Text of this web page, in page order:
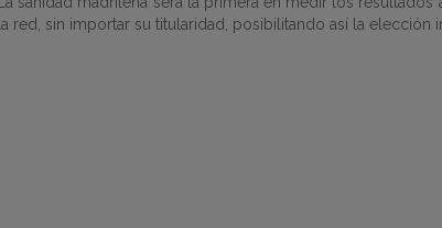
la red, sin importar su titularidad, posibilitando así la elección